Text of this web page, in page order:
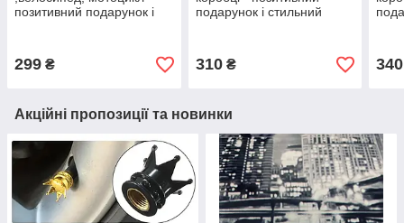
позитивний подарунок і
299 ₴
подарунок і стильний
310₴ 340
Акційні пропозиції та новинки